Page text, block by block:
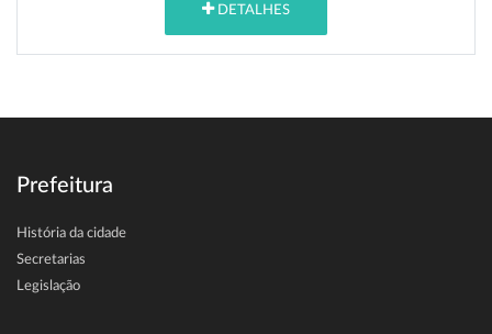
DETALHES
Prefeitura
História da cidade
Secretarias
Legislação